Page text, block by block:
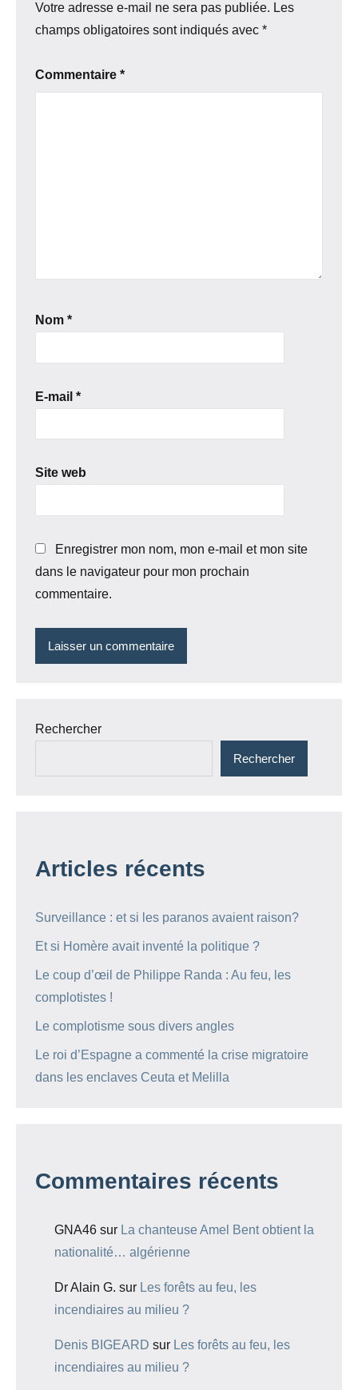
Votre adresse e-mail ne sera pas publiée. Les
champs obligatoires sont indiqués avec *
Commentaire *
Nom *
E-mail *
Site web
Enregistrer mon nom, mon e-mail et mon site
dans le navigateur pour mon prochain
commentaire.
Rechercher
Rechercher
Articles récents
Surveillance : et si les paranos avaient raison?
Et si Homère avait inventé la politique ?
Le coup d’œil de Philippe Randa : Au feu, les
complotistes !
Le complotisme sous divers angles
Le roi d’Espagne a commenté la crise migratoire
dans les enclaves Ceuta et Melilla
Commentaires récents
GNA46 sur La chanteuse Amel Bent obtient la
nationalité… algérienne
Dr Alain G. sur Les forêts au feu, les
incendiaires au milieu ?
Denis BIGEARD sur Les forêts au feu, les
incendiaires au milieu ?